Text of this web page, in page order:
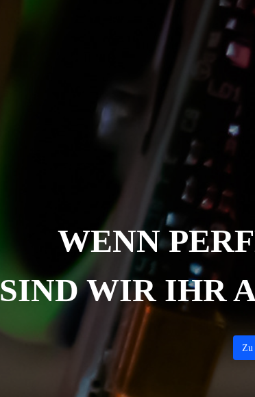
WENN
SIND WIR IHR
Zu